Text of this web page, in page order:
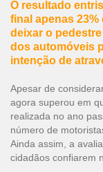
O resultado
final apenas
deixar o
dos automóveis
intenção de
Apesar de
agora superou em
realizada no ano
número de
Ainda assim, a
cidadãos confiarem